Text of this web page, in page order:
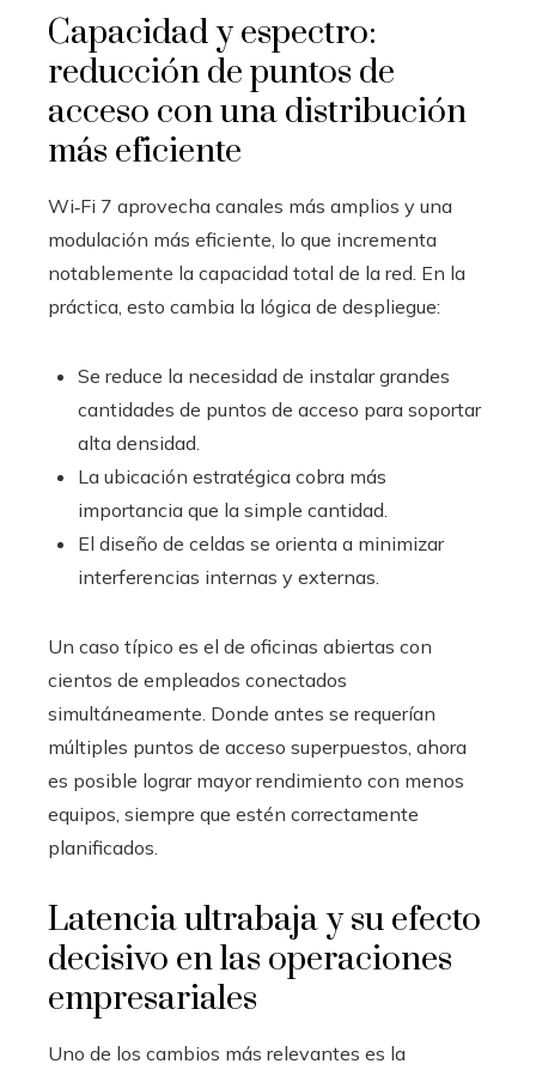
Capacidad y espectro:
reducción de puntos de
acceso con una distribución
más eficiente
Wi‑Fi 7 aprovecha canales más amplios y una
modulación más eficiente, lo que incrementa
notablemente la capacidad total de la red. En la
práctica, esto cambia la lógica de despliegue:
Se reduce la necesidad de instalar grandes
cantidades de puntos de acceso para soportar
alta densidad.
La ubicación estratégica cobra más
importancia que la simple cantidad.
El diseño de celdas se orienta a minimizar
interferencias internas y externas.
Un caso típico es el de oficinas abiertas con
cientos de empleados conectados
simultáneamente. Donde antes se requerían
múltiples puntos de acceso superpuestos, ahora
es posible lograr mayor rendimiento con menos
equipos, siempre que estén correctamente
planificados.
Latencia ultrabaja y su efecto
decisivo en las operaciones
empresariales
Uno de los cambios más relevantes es la